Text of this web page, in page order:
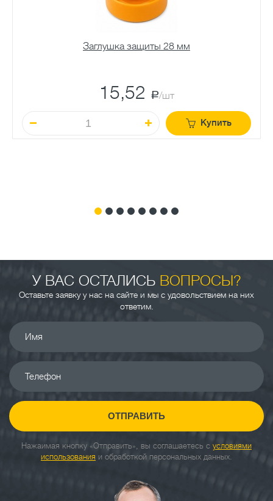
Заглушка защиты 28 мм
15,52 a/шт
Купить
У ВАС ОСТАЛИСЬ ВОПРОСЫ?
Оставьте заявку у нас на сайте и мы с удовольствием на них
ответим.
Имя
Телефон
ОТПРАВИТЬ
Нажаимая кнопку «Отправить», вы соглашаетесь с условиями
использования и обработкой персональных данных.